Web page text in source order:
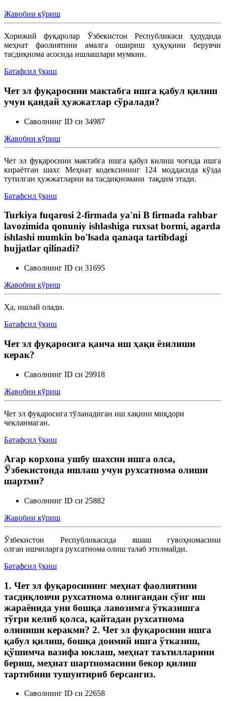
Меҳнатга оид муносабатларни бекор қилиш
Жавобни кўриш
Хорижий фуқаролар Ўзбекистон Республикаси ҳудудида
меҳнат фаолиятини амалга ошириш ҳуқуқини берувчи
тасдиқнома асосида ишлашлари мумкин.
Батафсил ўқиш
Чет эл фуқаросини мактабга ишга қабул қилиш
учун қандай ҳужжатлар сўралади?
Саволнинг ID си 34987
Жавобни кўриш
Чет эл фуқаросини мактабга ишга қабул килиш чоғида ишга
кираётган шахс Меҳнат кодексининг 124 моддасида кўзда
тутилган ҳужжатларни ва тасдиқномани тақдим этади.
Батафсил ўқиш
Turkiya fuqarosi 2-firmada ya'ni B firmada rahbar
lavozimida qonuniy ishlashiga ruxsat bormi, agarda
ishlashi mumkin bo'lsada qanaqa tartibdagi
hujjatlar qilinadi?
Саволнинг ID си 31695
Жавобни кўриш
Ҳа, ишлай олади.
Батафсил ўқиш
Чет эл фуқаросига қанча иш ҳақи ёзилиши
керак?
Саволнинг ID си 29918
Жавобни кўриш
Чет эл фуқаросига тўланадиган иш хақини миқдори
чекланмаган.
Батафсил ўқиш
Агар корхона ушбу шахсни ишга олса,
Ўзбекистонда ишлаш учун рухсатнома олиши
шартми?
Саволнинг ID си 25882
Жавобни кўриш
Ўзбекистон Республикасида яшаш гувоҳномасини
олган ишчиларга рухсатнома олиш талаб этилмайди.
Батафсил ўқиш
1. Чет эл фуқаросининг меҳнат фаолиятини
тасдиқловчи рухсатнома олингандан сўнг иш
жараёнида уни бошқа лавозимга ўтказишга
тўғри келиб қолса, қайтадан рухсатнома
олиниши керакми? 2. Чет эл фуқаросини ишга
қабул қилиш, бошқа доимий ишга ўтказиш,
қўшимча вазифа юклаш, меҳнат таътилларини
бериш, меҳнат шартномасини бекор қилиш
тартибини тушунтириб берсангиз.
Саволнинг ID си 22658